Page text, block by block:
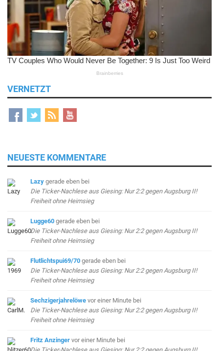
VERNETZT
NEUESTE KOMMENTARE
Lazy gerade eben bei
Die Ticker-Nachlese aus Giesing: Nur 2:2 gegen Augsburg II!
Freiheit ohne Heimsieg
Lugge60 gerade eben bei
Die Ticker-Nachlese aus Giesing: Nur 2:2 gegen Augsburg II!
Freiheit ohne Heimsieg
Flutlichtspui69/70 gerade eben bei
Die Ticker-Nachlese aus Giesing: Nur 2:2 gegen Augsburg II!
Freiheit ohne Heimsieg
Sechzigerjahrelöwe vor einer Minute bei
Die Ticker-Nachlese aus Giesing: Nur 2:2 gegen Augsburg II!
Freiheit ohne Heimsieg
Fritz Anzinger vor einer Minute bei